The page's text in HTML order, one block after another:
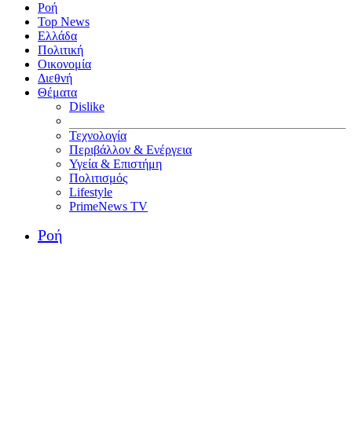
Ροή
Top News
Ελλάδα
Πολιτική
Οικονομία
Διεθνή
Θέματα
Dislike
Τεχνολογία
Περιβάλλον & Ενέργεια
Υγεία & Επιστήμη
Πολιτισμός
Lifestyle
PrimeNews TV
Ροή